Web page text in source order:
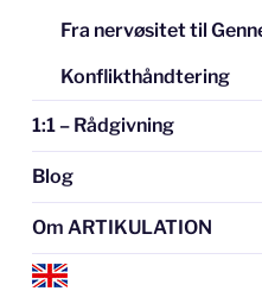
Fra nervøsitet til
Konflikthåndtering
1:1 – Rådgivning
Blog
Om ARTIKULATION